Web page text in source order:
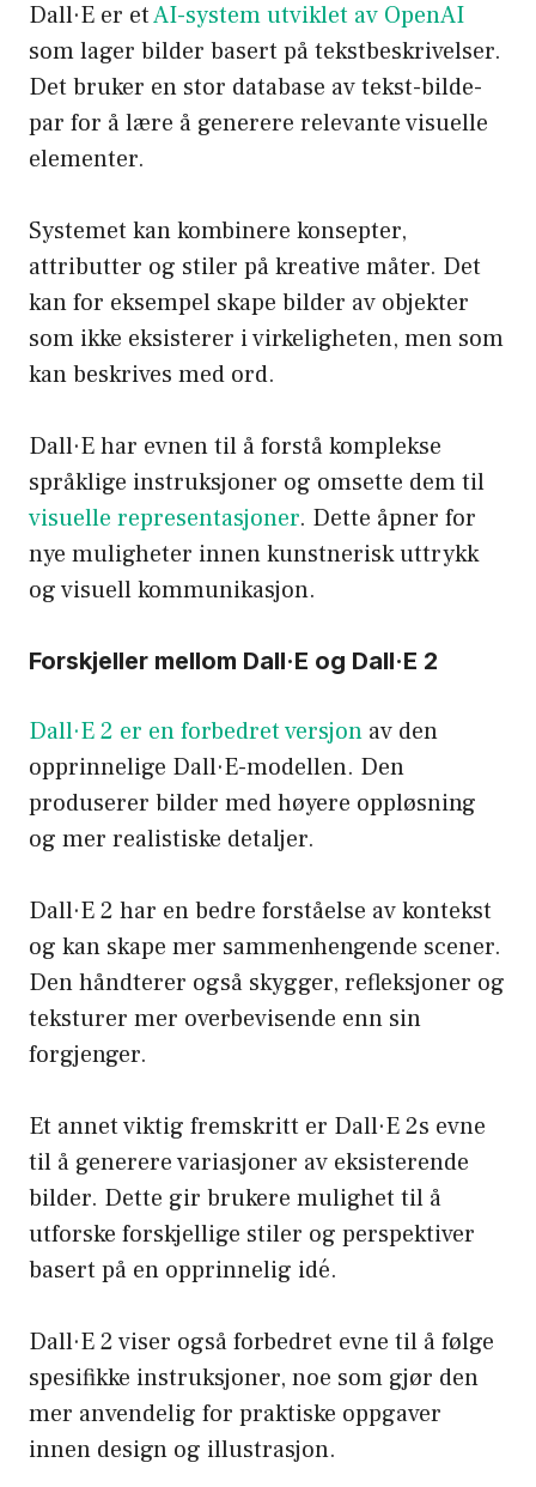
Dall·E er etAI-system utviklet av OpenAI
som lager bilder basert på tekstbeskrivelser.
Det bruker en stor database av tekst-bilde-
par for å lære å generere relevante visuelle
elementer.
Systemet kan kombinere konsepter,
attributter og stiler på kreative måter. Det
kan for eksempel skape bilder av objekter
som ikke eksisterer i virkeligheten, men som
kan beskrives med ord.
Dall·E har evnen til å forstå komplekse
språklige instruksjoner og omsette dem til
visuelle representasjoner. Dette åpner for
nye muligheter innen kunstnerisk uttrykk
og visuell kommunikasjon.
Forskjeller mellom Dall·E og Dall·E 2
Dall·E 2 er en forbedret versjon av den
opprinnelige Dall·E-modellen. Den
produserer bilder med høyere oppløsning
og mer realistiske detaljer.
Dall·E 2 har en bedre forståelse av kontekst
og kan skape mer sammenhengende scener.
Den håndterer også skygger, refleksjoner og
teksturer mer overbevisende enn sin
forgjenger.
Et annet viktig fremskritt er Dall·E 2s evne
til å generere variasjoner av eksisterende
bilder. Dette gir brukere mulighet til å
utforske forskjellige stiler og perspektiver
basert på en opprinnelig idé.
Dall·E 2 viser også forbedret evne til å følge
spesifikke instruksjoner, noe som gjør den
mer anvendelig for praktiske oppgaver
innen design og illustrasjon.